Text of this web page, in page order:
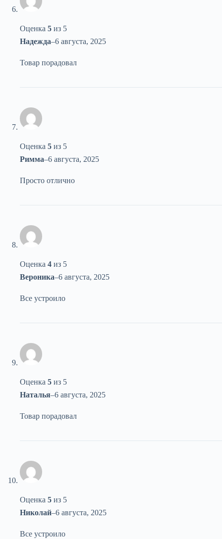
Оценка 5 из 5
Надежда–6 августа, 2025
Товар порадовал
Оценка 5 из 5
Римма–6 августа, 2025
Просто отлично
Оценка 4 из 5
Вероника–6 августа, 2025
Все устроило
Оценка 5 из 5
Наталья–6 августа, 2025
Товар порадовал
Оценка 5 из 5
Николай–6 августа, 2025
Все устроило